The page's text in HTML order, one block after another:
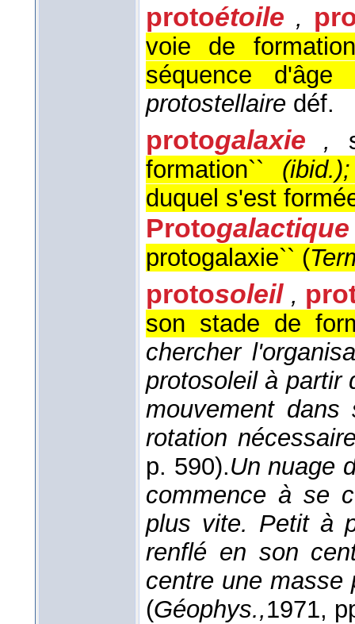
protoétoile ,
voie de
séquence
protostellaire déf.
protogalaxie ,
formation``
duquel s'est
Protogalactique
protogalaxie`` (
protosoleil ,
son stade de
chercher
protosoleil à partir
mouvement
rotation
p. 590).Un nuage
commence à se
plus vite. Petit à
renflé en son
centre une masse
(Géophys.,1971,